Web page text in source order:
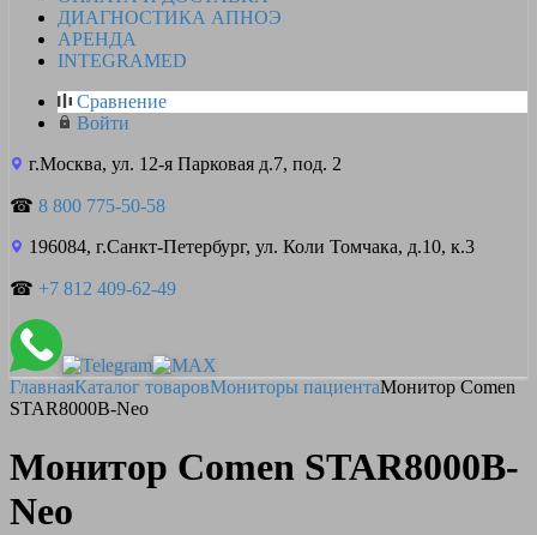
ДИАГНОСТИКА АПНОЭ
АРЕНДА
INTEGRAMED
Сравнение
Войти
г.Москва, ул. 12-я Парковая д.7, под. 2
☎ 8 800 775-50-58
196084, г.Санкт-Петербург, ул. Коли Томчака, д.10, к.3
☎ +7 812 409-62-49
ГлавнаяКаталог товаровМониторы пациентаМонитор Comen
STAR8000B-Neo
Монитор Comen STAR8000B-
Neo